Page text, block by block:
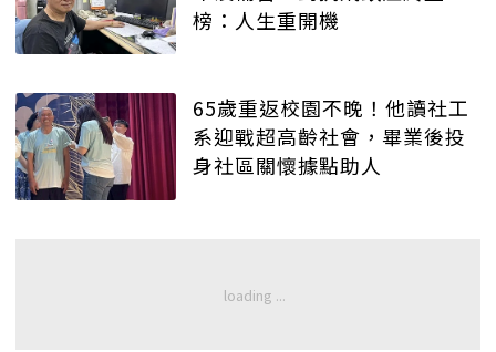
榜：人生重開機
65歲重返校園不晚！他讀社工
系迎戰超高齡社會，畢業後投
身社區關懷據點助人